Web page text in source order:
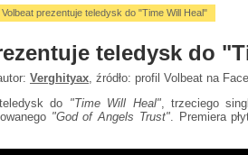
Volbeat prezentuje teledysk do "Time Will Heal"
teledysk do
Verghityax , źródło: profil Volbeat na
do "Time Will Heal", trzeciego
"God of Angels Trust". Premiera